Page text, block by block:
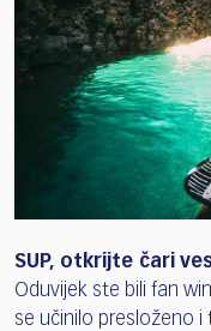
SUP, otkrijte čari
Oduvijek ste bili fan
se učinilo presloženo i